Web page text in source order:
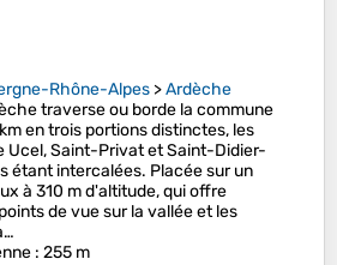
Rhône-Alpes >Ardèche
traverse ou borde la commune
en trois portions distinctes, les
Ucel, Saint-Privat et Saint-Didier-
étant intercalées. Placée sur un
à 310 m d'altitude, qui offre
de vue sur la vallée et les
: 255 m